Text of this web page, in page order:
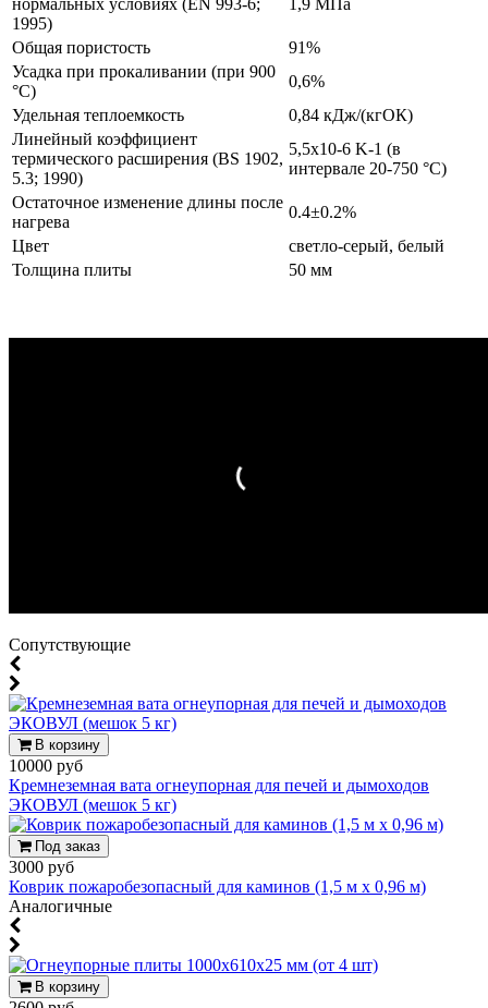
1995)
Общая пористость
91%
Усадка при прокаливании (при 900
°C)
0,6%
Удельная теплоемкость
0,84 кДж/(кгОК)
Линейный коэффициент
термического расширения (BS 1902,
5.3; 1990)
5,5x10-6 K-1 (в
интервале 20-750 °C)
Остаточное изменение длины после
нагрева
0.4±0.2%
Цвет
светло-серый, белый
Толщина плиты
50 мм
Cопутствующие
В корзину
10000 руб
Кремнеземная вата огнеупорная для печей и дымоходов
ЭКОВУЛ (мешок 5 кг)
Под заказ
3000 руб
Коврик пожаробезопасный для каминов (1,5 м х 0,96 м)
Аналогичные
В корзину